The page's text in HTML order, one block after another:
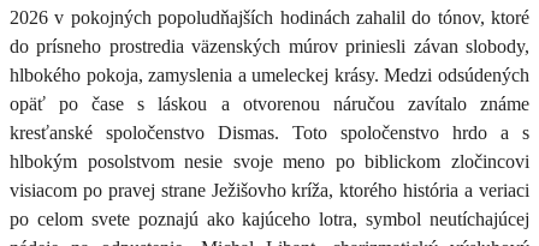
2026 v pokojných popoludňajších hodinách zahalil do tónov, ktoré
do prísneho prostredia väzenských múrov priniesli závan slobody,
hlbokého pokoja, zamyslenia a umeleckej krásy.Medzi odsúdených
opäť po čase s láskou a otvorenou náručou zavítalo známe
kresťanské spoločenstvo Dismas. Toto spoločenstvo hrdo a s
hlbokým posolstvom nesie svoje meno po biblickom zločincovi
visiacom po pravej strane Ježišovho kríža, ktorého história a veriaci
po celom svete poznajú ako kajúceho lotra, symbol neutíchajúcej